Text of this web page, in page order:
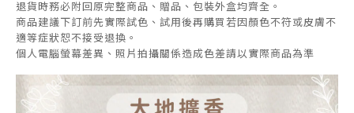
退貨時務必附回原完整商品、贈品、包裝外盒均齊全。
商品建議下訂前先實際試色、試用後再購買若因顏色不符或皮膚不
適等症狀恕不接受退換。
個人電腦螢幕差異、照片拍攝關係造成色差請以實際商品為準